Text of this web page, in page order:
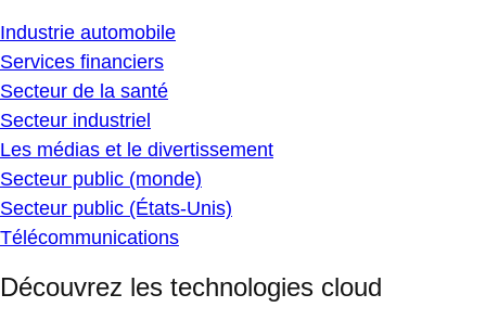
Industrie automobile
Services financiers
Secteur de la santé
Secteur industriel
Les médias et le divertissement
Secteur public (monde)
Secteur public (États-Unis)
Télécommunications
Découvrez les technologies cloud